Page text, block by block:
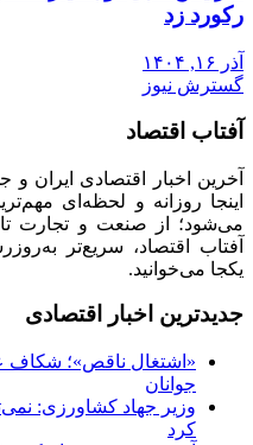
رکورد زد
آذر ۱۶, ۱۴۰۴
گسترش نیوز
آفتاب اقتصاد
آخرین اخبار اقتصادی ایران و
اینجا روزانه و لحظه‌ای
می‌شود؛ از صنعت و تجارت
آفتاب اقتصاد، سریع‌تر
یکجا می‌خوانید.
جدیدترین اخبار اقتصادی
«اشتغال ناقص»؛ شکاف
جوانان
وزیر جهاد کشاورزی:
کرد